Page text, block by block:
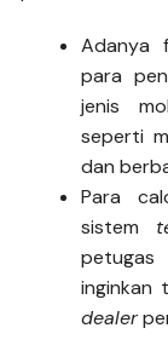
Adanya
para
jenis
seperti
dan
Para
sistem
petugas
inginkan
dealer